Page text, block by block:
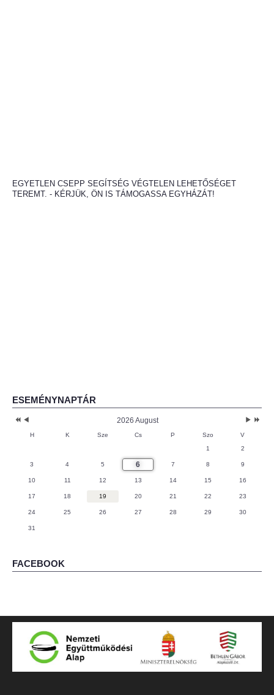
EGYETLEN CSEPP SEGÍTSÉG VÉGTELEN LEHETŐSÉGET
TEREMT. - KÉRJÜK, ÖN IS TÁMOGASSA EGYHÁZÁT!
ESEMÉNYNAPTÁR
2026 August
H K Sze Cs P Szo
V
1
2
3 4 5 6 7 8 9
10 11 12 13 14 15 16
17 18 19 20 21 22 23
24 25 26 27 28 29 30
31
FACEBOOK